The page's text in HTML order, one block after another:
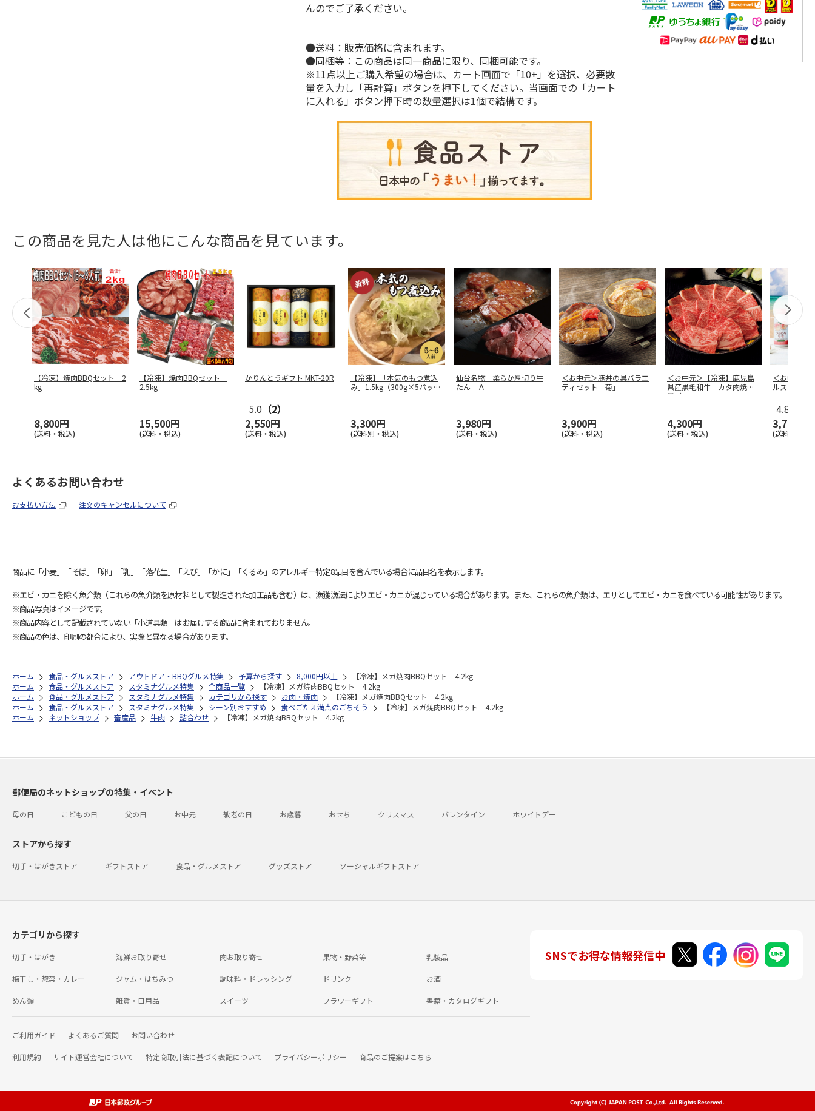
んのでご了承ください。
●送料：販売価格に含まれます。
●同梱等：この商品は同一商品に限り、同梱可能です。
※11点以上ご購入希望の場合は、カート画面で「10+」を選択、必要数
量を入力し「再計算」ボタンを押下してください。当画面での「カート
に入れる」ボタン押下時の数量選択は1個で結構です。
この商品を見た人は他にこんな商品を見ています。
【冷凍】焼肉BBQセット 2
kg
8,800円
(送料・税込)
【冷凍】焼肉BBQセット
2.5kg
15,500円
(送料・税込)
かりんとうギフト MKT-20R
5.0 （2）
2,550円
(送料・税込)
【冷凍】「本気のもつ煮込
み」1.5kg（300g×5パック
3,300円
(送料別・税込)
仙台名物 柔らか厚切り牛
たん Ａ
3,980円
(送料・税込)
＜お中元＞豚丼の具バラエ
ティセット「菊」
3,900円
(送料・税込)
＜お中元＞【冷凍】鹿児島
県産黒毛和牛 カタ肉焼肉
用（４２０
4,300円
(送料・税込)
＜お中元＞
ルスターズ
4.8
3,780円
(送料・税込)
よくあるお問い合わせ
お支払い方法 注文のキャンセルについて
商品に「小麦」「そば」「卵」「乳」「落花生」「えび」「かに」「くるみ」のアレルギー特定8品目を含んでいる場合に品目名を表示します。
※エビ・カニを除く魚介類（これらの魚介類を原材料として製造された加工品も含む）は、漁獲漁法によりエビ・カニが混じっている場合があります。また、これらの魚介類は、エサとしてエビ・カニを食べている可能性があります。
※商品写真はイメージです。
※商品内容として記載されていない「小道具類」はお届けする商品に含まれておりません。
※商品の色は、印刷の都合により、実際と異なる場合があります。
ホーム 食品・グルメストア アウトドア・BBQグルメ特集 予算から探す 8,000円以上
【冷凍】メガ焼肉BBQセット 4.2kg
ホーム
食品・グルメストア スタミナグルメ特集 全商品一覧
【冷凍】メガ焼肉BBQセット 4.2kg
ホーム
食品・グルメストア スタミナグルメ特集 カテゴリから探す お肉・焼肉
【冷凍】メガ焼肉BBQセット 4.2kg
ホーム
食品・グルメストア スタミナグルメ特集 シーン別おすすめ 食べごたえ満点のごちそう
【冷凍】メガ焼肉BBQセット 4.2kg
ホーム
ネットショップ 畜産品 牛肉 詰合わせ 【冷凍】メガ焼肉BBQセット 4.2kg
郵便局のネットショップの特集・イベント
母の日 こどもの日 父の日 お中元 敬老の日 お歳暮 おせち クリスマス バレンタイン ホワイトデー
ストアから探す
切手・はがきストア ギフトストア 食品・グルメストア グッズストア ソーシャルギフトストア
カテゴリから探す
切手・はがき 海鮮お取り寄せ 肉お取り寄せ 果物・野菜等 乳製品
梅干し・惣菜・カレー ジャム・はちみつ 調味料・ドレッシング ドリンク お酒
めん類 雑貨・日用品 スイーツ フラワーギフト 書籍・カタログギフト
ご利用ガイド よくあるご質問 お問い合わせ
利用規約 サイト運営会社について 特定商取引法に基づく表記について プライバシーポリシー 商品のご提案はこちら
SNSでお得な情報発信中